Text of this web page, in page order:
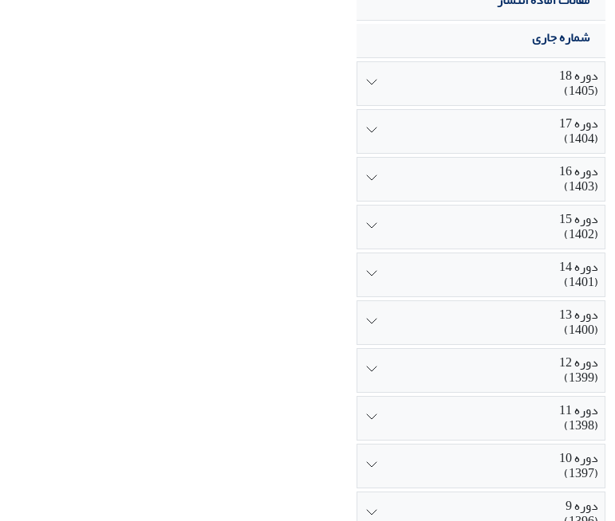
شماره جاری
دوره 18
(1405)
دوره 17
(1404)
دوره 16
(1403)
دوره 15
(1402)
دوره 14
(1401)
دوره 13
(1400)
دوره 12
(1399)
دوره 11
(1398)
دوره 10
(1397)
دوره 9